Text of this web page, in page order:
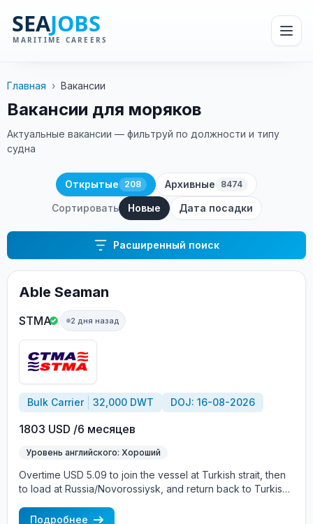
Главная › Вакансии
Вакансии для моряков
Актуальные вакансии — фильтруй по должности и типу
судна
Открытые 208 Архивные 8474
Сортировать Новые Дата посадки
Расширенный поиск
Able Seaman
STMA 2 дня назад
Bulk Carrier 32,000 DWT DOJ: 16-08-2026
1803 USD /6 месяцев
Уровень английского: Хороший
Overtime USD 5.09 to join the vessel at Turkish strait, then
to load at Russia/Novorossiysk, and return back to Turkish
are paid constantly during the contract + HRA bonus. Greek
Подробнее